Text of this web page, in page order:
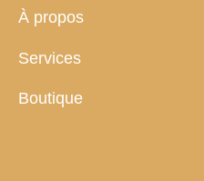
À propos
Services
Boutique